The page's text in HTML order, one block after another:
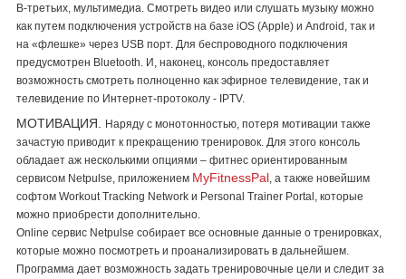
В-третьих, мультимедиа. Смотреть видео или слушать музыку можно
как путем подключения устройств на базе iOS (Apple) и Android, так и
на «флешке» через USB порт. Для беспроводного подключения
предусмотрен Bluetooth. И, наконец, консоль предоставляет
возможность смотреть полноценно как эфирное телевидение, так и
телевидение по Интернет-протоколу - IPTV.
МОТИВАЦИЯ.
Наряду с монотонностью, потеря мотивации также
зачастую приводит к прекращению тренировок. Для этого консоль
обладает аж несколькими опциями – фитнес ориентированным
сервисом Netpulse, приложением MyFitnessPal , а также новейшим
софтом Workout Tracking Network и Personal Trainer Portal, которые
можно приобрести дополнительно.
Online сервис Netpulse собирает все основные данные о тренировках,
которые можно посмотреть и проанализировать в дальнейшем.
Программа дает возможность задать тренировочные цели и следит за